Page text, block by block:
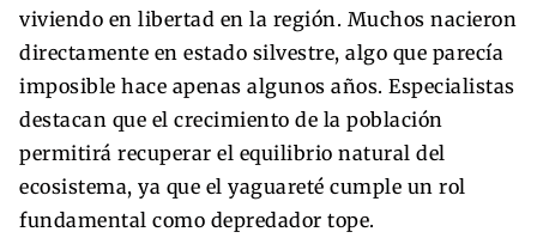
viviendo en libertad en la región. Muchos nacieron
directamente en estado silvestre, algo que parecía
imposible hace apenas algunos años. Especialistas
destacan que el crecimiento de la población
permitirá recuperar el equilibrio natural del
ecosistema, ya que el yaguareté cumple un rol
fundamental como depredador tope.